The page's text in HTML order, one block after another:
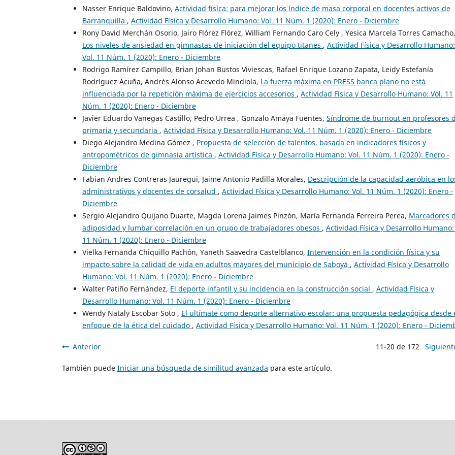
Nasser Enrique Baldovino, Actividad física: para mejorar los índice de masa corporal en docentes activos de
Barranquilla , Actividad Física y Desarrollo Humano: Vol. 11 Núm. 1 (2020): Enero - Diciembre
Rony David Merchán Osorio, Jairo Flórez Flórez, William Fernando Caro Cely , Yesica Marcela Torres Camacho,
Los niveles de ansiedad en gimnastas de iniciación del equipo titanes , Actividad Física y Desarrollo Humano:
Vol. 11 Núm. 1 (2020): Enero - Diciembre
Rodrigo Ramírez Campillo, Brian Johan Bustos Viviescas, Rafael Enrique Lozano Zapata, Leidy Estefanía
Rodríguez Acuña, Andrés Alonso Acevedo Mindiola, La fuerza máxima en PRESS banca plano no está
influenciada por la repetición máxima de ejercicios accesorios , Actividad Física y Desarrollo Humano: Vol. 11
Núm. 1 (2020): Enero - Diciembre
Javier Eduardo Vanegas Castillo, Pedro Urrea , Gonzalo Amaya Fuentes, Síndrome de burnout en profesores
primaria y secundaria , Actividad Física y Desarrollo Humano: Vol. 11 Núm. 1 (2020): Enero - Diciembre
Diego Alejandro Medina Gómez , Propuesta de selección de talentos, basada en indicadores físicos y
antropométricos de gimnasia artística , Actividad Física y Desarrollo Humano: Vol. 11 Núm. 1 (2020): Enero -
Diciembre
Fabian Andres Contreras Jauregui, Jaime Antonio Padilla Morales, Descripción de la capacidad aeróbica en
administrativos y docentes de corsalud , Actividad Física y Desarrollo Humano: Vol. 11 Núm. 1 (2020): Enero -
Diciembre
Sergio Alejandro Quijano Duarte, Magda Lorena Jaimes Pinzón, María Fernanda Ferreira Perea, Marcadores
adiposidad y lumbar correlación en un grupo de trabajadores obesos , Actividad Física y Desarrollo Humano:
11 Núm. 1 (2020): Enero - Diciembre
Vielka Fernanda Chiquillo Pachón, Yaneth Saavedra Castelblanco, Intervención en la condición física y su
impacto sobre la calidad de vida en adultos mayores del municipio de Saboyá , Actividad Física y Desarrollo
Humano: Vol. 11 Núm. 1 (2020): Enero - Diciembre
Walter Patiño Fernández, El deporte infantil y su incidencia en la construcción social , Actividad Física y
Desarrollo Humano: Vol. 11 Núm. 1 (2020): Enero - Diciembre
Wendy Nataly Escobar Soto , El ultímate como deporte alternativo escolar: una propuesta pedagógica desde
enfoque de la ética del cuidado , Actividad Física y Desarrollo Humano: Vol. 11 Núm. 1 (2020): Enero -
Anterior 11-20 de 172
También puede Iniciar una búsqueda de similitud avanzada para este artículo.